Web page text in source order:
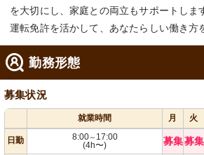
を大切にし、家庭との両立もサポートしま
運転免許を活かして、あなたらしい働き方
勤務形態
募集状況
就業時間 月 火
日勤 8:00～ 17:00
(4h〜)
募集募集